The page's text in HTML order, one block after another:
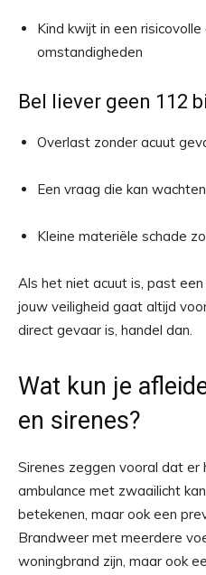
Kind kwijt in een
omstandigheden
Bel liever geen 112
Overlast zonder acuut
Een vraag die kan wachten
Kleine materiële schade
Als het niet acuut is, past
jouw veiligheid gaat altijd
direct gevaar is, handel dan.
Wat kun je
en sirenes?
Sirenes zeggen vooral dat er
ambulance met zwaailicht
betekenen, maar ook een
Brandweer met meerdere
woningbrand zijn, maar ook